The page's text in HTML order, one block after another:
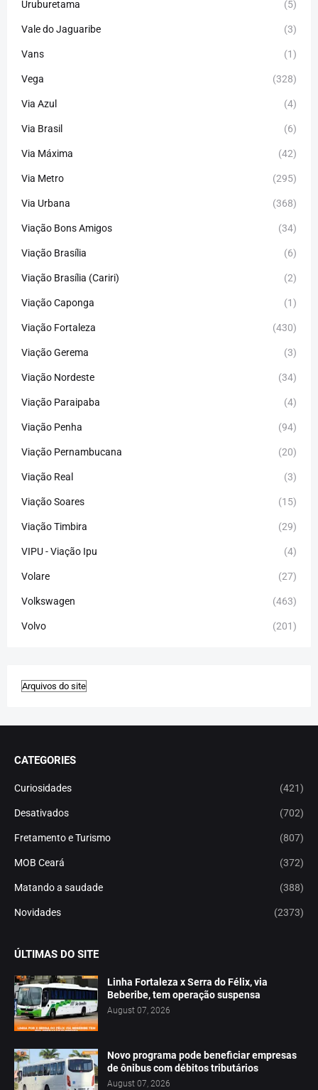
Uruburetama (5)
Vale do Jaguaribe (3)
Vans (1)
Vega (328)
Via Azul (4)
Via Brasil (6)
Via Máxima (42)
Via Metro (295)
Via Urbana (368)
Viação Bons Amigos (34)
Viação Brasília (6)
Viação Brasília (Cariri) (2)
Viação Caponga (1)
Viação Fortaleza (430)
Viação Gerema (3)
Viação Nordeste (34)
Viação Paraipaba (4)
Viação Penha (94)
Viação Pernambucana (20)
Viação Real (3)
Viação Soares (15)
Viação Timbira (29)
VIPU - Viação Ipu (4)
Volare (27)
Volkswagen (463)
Volvo (201)
CATEGORIES
Curiosidades (421)
Desativados (702)
Fretamento e Turismo (807)
MOB Ceará (372)
Matando a saudade (388)
Novidades (2373)
ÚLTIMAS DO SITE
Linha Fortaleza x Serra do Félix, via
Beberibe, tem operação suspensa
August 07, 2026
Novo programa pode beneficiar empresas
de ônibus com débitos tributários
August 07, 2026